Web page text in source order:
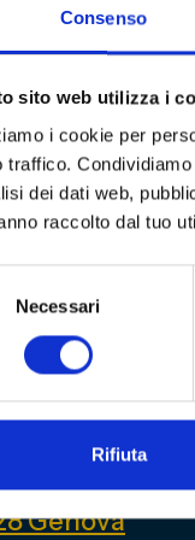
Consenso
sito web utilizza i
i cookie per
traffico.
dei dati web,
raccolto dal tuo
Necessari
Rifiuta
(non lo è stato
scorsa, grazie
si è
del terzo posto
in Serie
(Stadio
TV -) e
Genoa
Genova